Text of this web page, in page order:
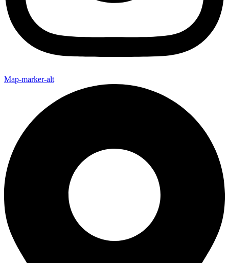
Map-marker-alt